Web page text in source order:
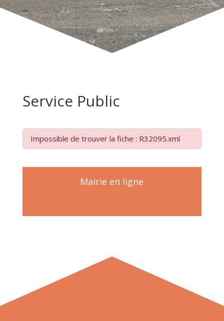
Service Public
Impossible de trouver la fiche : R32095.xml
Mairie en ligne